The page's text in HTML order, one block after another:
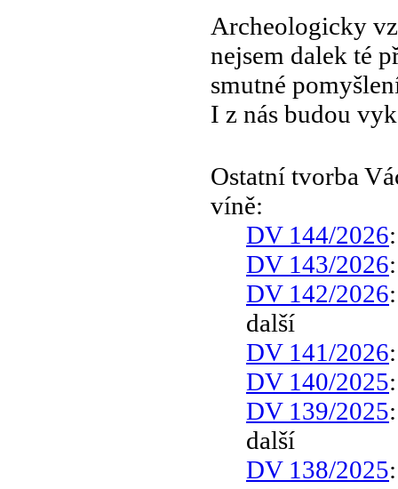
Archeologicky
nejsem dalek té
smutné
I z nás budou
Ostatní tvorba
víně:
DV 144/2026
DV 143/2026
DV 142/2026
další
DV 141/2026
DV 140/2025
DV 139/2025
další
DV 138/2025